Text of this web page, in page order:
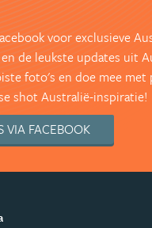
voor exclusieve
de leukste updates uit
foto's en doe mee met
shot Australië-inspiratie!
VIA FACEBOOK